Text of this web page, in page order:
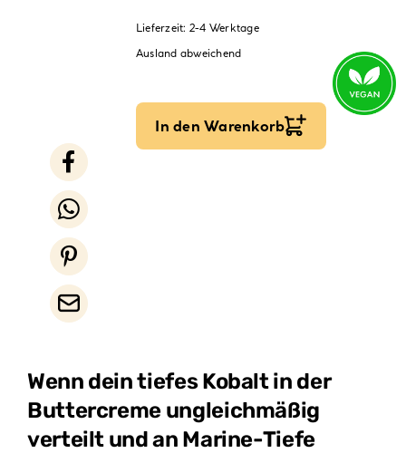
Lieferzeit: 2-4 Werktage
Ausland abweichend
In den Warenkorb
Wenn dein tiefes Kobalt in der
Buttercreme ungleichmäßig
verteilt und an Marine-Tiefe